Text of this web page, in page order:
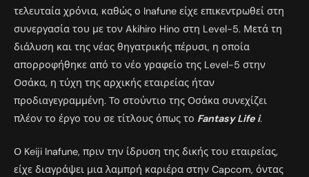
τελευταία χρόνια, καθώς ο Inafune είχε επικεντρωθεί στη
συνεργασία του με τον Akihiro Hino στη Level-5. Μετά τη
διάλυση και της νέας θηγατρικής πέρυσι, η οποία
απορροφήθηκε από το νέο γραφείο της Level-5 στην
Οσάκα, η τύχη της αρχικής εταιρείας ήταν
προδιαγεγραμμένη. Το στούντιο της Οσάκα συνεχίζει
πλέον το έργο του σε τίτλους όπως το Fantasy Life i.
Ο Keiji Inafune, πριν την ίδρυση της δικής του εταιρείας,
είχε διαγράψει μια λαμπρή καριέρα στην Capcom, όντας